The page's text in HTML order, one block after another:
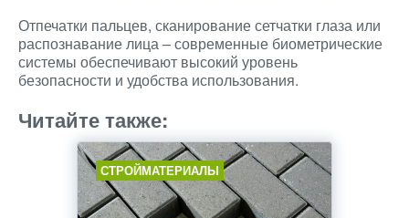
Отпечатки пальцев, сканирование сетчатки глаза или
распознавание лица – современные биометрические
системы обеспечивают высокий уровень
безопасности и удобства использования.
Читайте также:
СТРОЙМАТЕРИАЛЫ